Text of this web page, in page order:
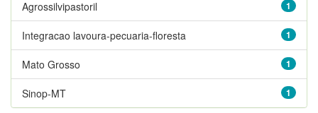
1
Agrossilvipastoril
1
Integracao lavoura-pecuaria-floresta
1
Mato Grosso
1
Sinop-MT